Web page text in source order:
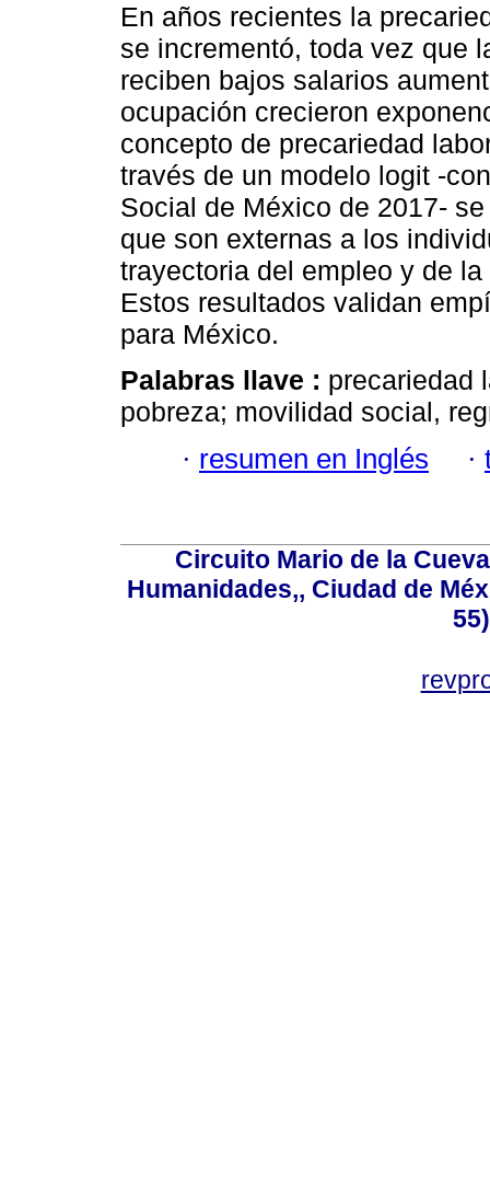
En años recientes la
se incrementó, toda vez que
reciben bajos salarios
ocupación crecieron
concepto de precariedad
través de un modelo logit -
Social de México de 2017-
que son externas a los
trayectoria del empleo y de
Estos resultados validan
para México.
Palabras llave : precariedad
pobreza; movilidad social,
· resumen en Inglés ·
Circuito Mario de la
Humanidades,, Ciudad de